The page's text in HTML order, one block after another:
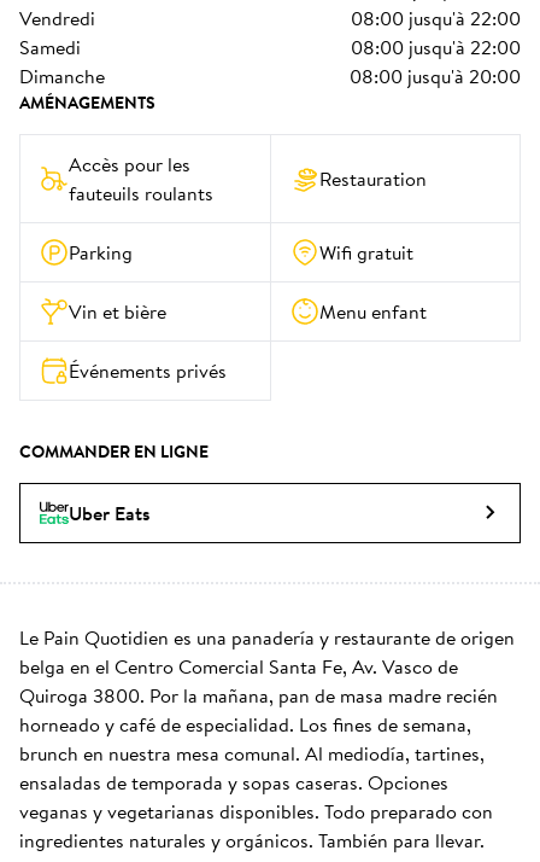
vendredi
08:00 jusqu'à 22:00
samedi
08:00 jusqu'à 22:00
dimanche
08:00 jusqu'à 20:00
AMÉNAGEMENTS
Accès pour les
fauteuils roulants
Restauration
Parking Wifi gratuit
Vin et bière Menu enfant
Événements privés
COMMANDER EN LIGNE
Uber Eats
Le Pain Quotidien es una panadería y restaurante de origen
belga en el Centro Comercial Santa Fe, Av. Vasco de
Quiroga 3800. Por la mañana, pan de masa madre recién
horneado y café de especialidad. Los fines de semana,
brunch en nuestra mesa comunal. Al mediodía, tartines,
ensaladas de temporada y sopas caseras. Opciones
veganas y vegetarianas disponibles. Todo preparado con
ingredientes naturales y orgánicos. También para llevar.